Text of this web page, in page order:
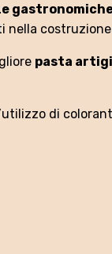
nella
pasta
di